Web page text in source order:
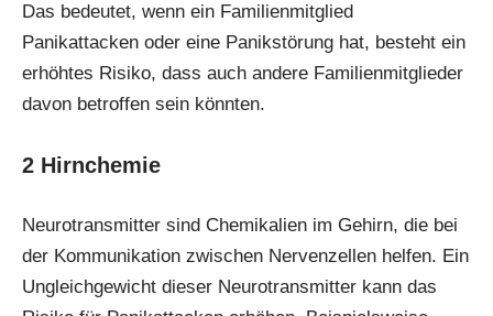
Das bedeutet, wenn ein Familienmitglied
Panikattacken oder eine Panikstörung hat, besteht ein
erhöhtes Risiko, dass auch andere Familienmitglieder
davon betroffen sein könnten.
2 Hirnchemie
Neurotransmitter sind Chemikalien im Gehirn, die bei
der Kommunikation zwischen Nervenzellen helfen. Ein
Ungleichgewicht dieser Neurotransmitter kann das